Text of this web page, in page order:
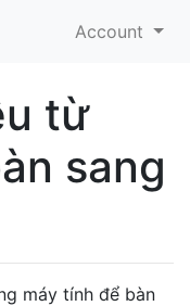
Account
từ
sang
máy tính để bàn